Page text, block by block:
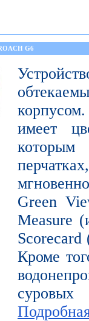
G6
имеет
Green
Measure
Scorecard
Кроме